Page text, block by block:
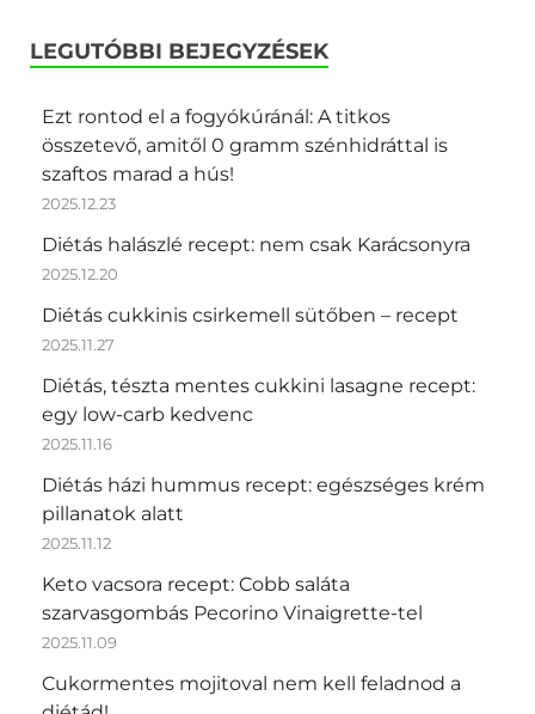
LEGUTÓBBI BEJEGYZÉSEK
Ezt rontod el a fogyókúránál: A titkos
összetevő, amitől 0 gramm szénhidráttal is
szaftos marad a hús!
2025.12.23
Diétás halászlé recept: nem csak Karácsonyra
2025.12.20
Diétás cukkinis csirkemell sütőben – recept
2025.11.27
Diétás, tészta mentes cukkini lasagne recept:
egy low-carb kedvenc
2025.11.16
Diétás házi hummus recept: egészséges krém
pillanatok alatt
2025.11.12
Keto vacsora recept: Cobb saláta
szarvasgombás Pecorino Vinaigrette-tel
2025.11.09
Cukormentes mojitoval nem kell feladnod a